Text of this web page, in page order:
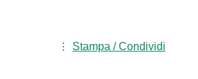
Stampa / Condividi